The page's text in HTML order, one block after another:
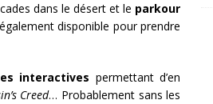
dans le désert et le parkour
disponible pour prendre
interactives permettant d’en
Creed… Probablement sans les